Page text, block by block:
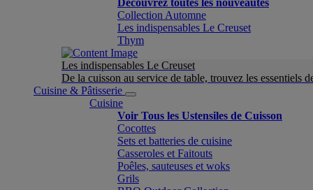
Découvrez toutes les nouveautés
Collection Automne
Les indispensables Le Creuset
Thym
Les indispensables Le Creuset
De la cuisson au service de table, trouvez les essentiels
Cuisine & Pâtisserie
Cuisine
Voir Tous les Ustensiles de Cuisson
Cocottes
Sets et batteries de cuisine
Casseroles et Faitouts
Poêles, sauteuses et woks
Grils